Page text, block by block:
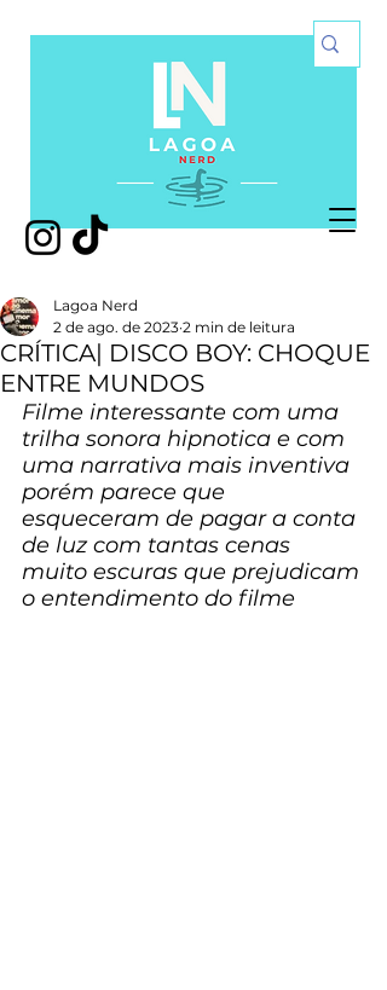
CRÍTICA| DISCO BOY: CHOQUE
ENTRE MUNDOS
Lagoa Nerd
2 de ago. de 2023 2 min de leitura
Filme interessante com uma
trilha sonora hipnotica e com
uma narrativa mais inventiva
porém parece que
esqueceram de pagar a conta
de luz com tantas cenas
muito escuras que prejudicam
o entendimento do filme